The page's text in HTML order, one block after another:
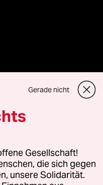
GmbH
oder für Genehmigungen
Gerade nicht
Gesellschaft!
die sich gegen
unsere Solidarität.